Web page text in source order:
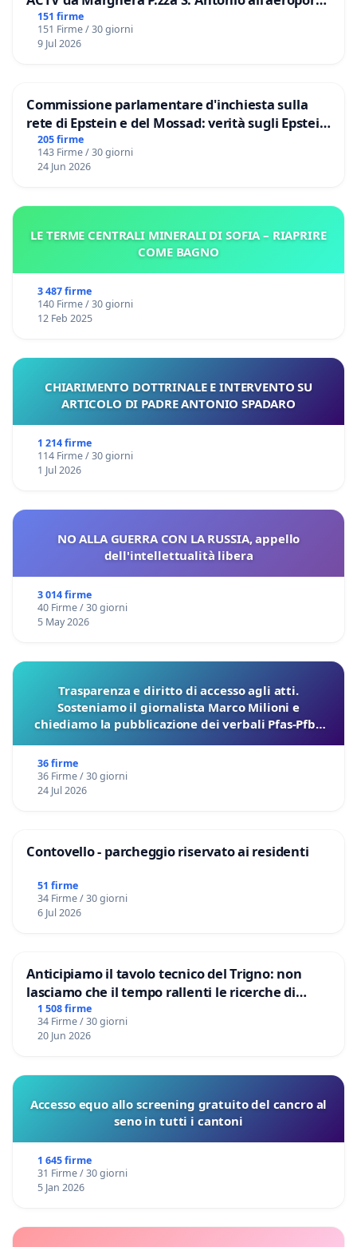
Marco Polo tariffa a € 1,50
151 firme
151 Firme / 30 giorni
9 Jul 2026
Commissione parlamentare d'inchiesta sulla
rete di Epstein e del Mossad: verità sugli Epstein
Files
205 firme
143 Firme / 30 giorni
24 Jun 2026
LE TERME CENTRALI MINERALI DI SOFIA – RIAPRIRE
COME BAGNO
3 487 firme
140 Firme / 30 giorni
12 Feb 2025
CHIARIMENTO DOTTRINALE E INTERVENTO SU
ARTICOLO DI PADRE ANTONIO SPADARO
1 214 firme
114 Firme / 30 giorni
1 Jul 2026
NO ALLA GUERRA CON LA RUSSIA, appello
dell'intellettualità libera
3 014 firme
40 Firme / 30 giorni
5 May 2026
Trasparenza e diritto di accesso agli atti.
Sosteniamo il giornalista Marco Milioni e
chiediamo la pubblicazione dei verbali Pfas-Pfba
36 firme
36 Firme / 30 giorni
24 Jul 2026
Contovello - parcheggio riservato ai residenti
51 firme
34 Firme / 30 giorni
6 Jul 2026
Anticipiamo il tavolo tecnico del Trigno: non
lasciamo che il tempo rallenti le ricerche di
Domenico Racanati
1 508 firme
34 Firme / 30 giorni
20 Jun 2026
Accesso equo allo screening gratuito del cancro al
seno in tutti i cantoni
1 645 firme
31 Firme / 30 giorni
5 Jan 2026